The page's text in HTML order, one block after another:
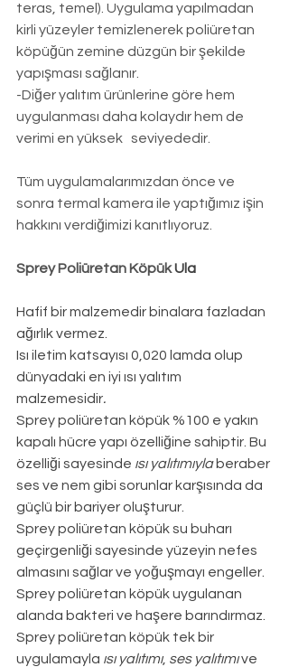
teras, temel). Uygulama yapılmadan
kirli yüzeyler temizlenerek poliüretan
köpüğün zemine düzgün bir şekilde
yapışması sağlanır.
-Diğer yalıtım ürünlerine göre hem
uygulanması daha kolaydır hem de
verimi en yüksek   seviyededir.
Tüm uygulamalarımızdan önce ve
sonra termal kamera ile yaptığımız işin
hakkını verdiğimizi kanıtlıyoruz.
Sprey Poliüretan Köpük Ula
Hafif bir malzemedir binalara fazladan
ağırlık vermez.
Isı iletim katsayısı 0,020 lamda olup
dünyadaki en iyi ısı yalıtım
malzemesidir.
Sprey poliüretan köpük %100 e yakın
kapalı hücre yapı özelliğine sahiptir. Bu
özelliği sayesinde ısı yalıtımıyla beraber
ses ve nem gibi sorunlar karşısında da
güçlü bir bariyer oluşturur.
Sprey poliüretan köpük su buharı
geçirgenliği sayesinde yüzeyin nefes
almasını sağlar ve yoğuşmayı engeller.
Sprey poliüretan köpük uygulanan
alanda bakteri ve haşere barındırmaz.
Sprey poliüretan köpük tek bir
uygulamayla ısı yalıtımı, ses yalıtımı ve